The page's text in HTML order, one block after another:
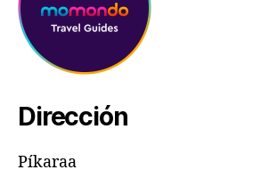
Dirección
Píkaraa